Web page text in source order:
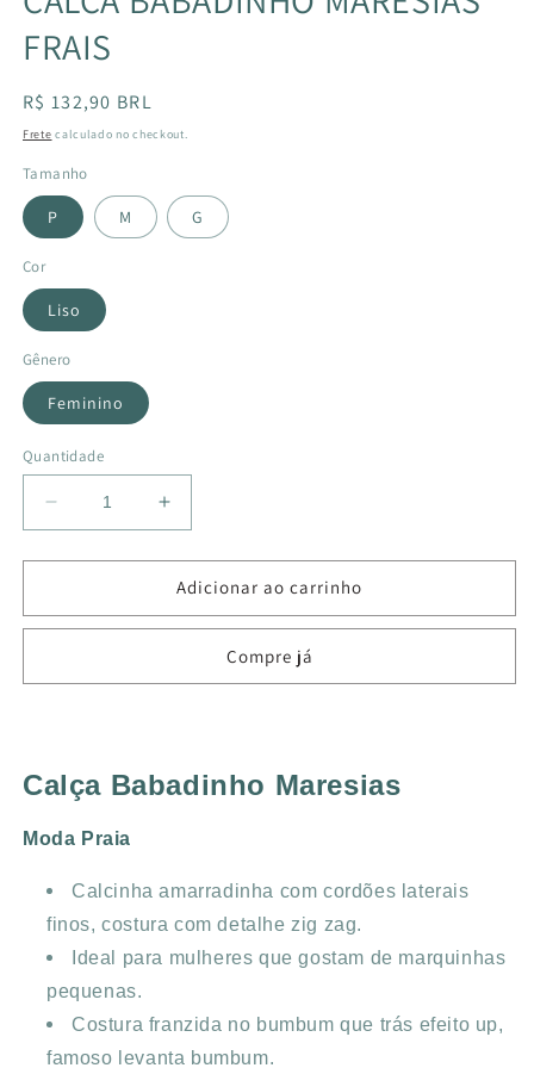
FRAIS
Preço
normal
R$ 132,90 BRL
Frete calculado no checkout.
Tamanho
P M G
Cor
Liso
Gênero
Feminino
Quantidade
Diminuir
a
quantidade
CALÇA
BABADINHO
FRAIS
Aumentar
a
quantidade
de
CALÇA
BABADINHO
MARESIAS
FRAIS
Adicionar ao carrinho
Compre já
Calça Babadinho Maresias
Moda Praia
Calcinha amarradinha com cordões laterais
finos, costura com detalhe zig zag.
Ideal para mulheres que gostam de marquinhas
pequenas.
Costura franzida no bumbum que trás efeito up,
famoso levanta bumbum.